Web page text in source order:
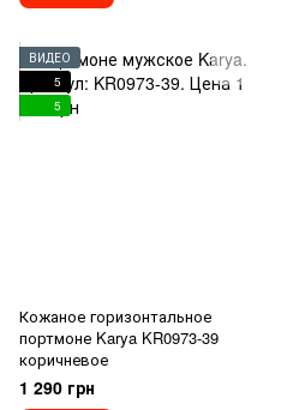
ВИДЕО
5
5
Кожаное горизонтальное
портмоне Karya KR0973-39
коричневое
1 290 грн